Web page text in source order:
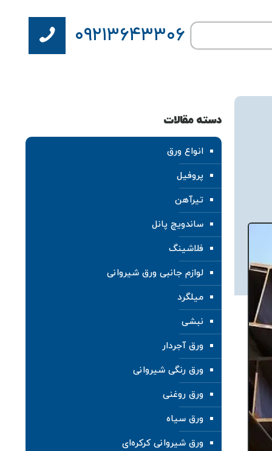
۰۹۲۱۳۶۴۳۳۰۶
دسته مقالات
انواع ورق
پروفیل
تیرآهن
ساندویچ پانل
فلاشینگ
لوازم جانبی ورق شیروانی
میلگرد
نبشی
ورق آجردار
ورق رنگی شیروانی
ورق روغنی
ورق سیاه
ورق شیروانی کرکره‌ای